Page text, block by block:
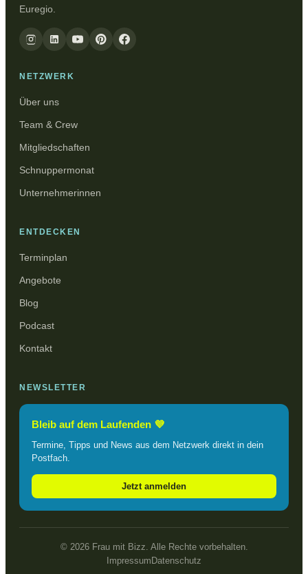
Euregio.
NETZWERK
Über uns
Team & Crew
Mitgliedschaften
Schnuppermonat
Unternehmerinnen
ENTDECKEN
Terminplan
Angebote
Blog
Podcast
Kontakt
NEWSLETTER
Bleib auf dem Laufenden 💜
Termine, Tipps und News aus dem Netzwerk direkt in dein
Postfach.
Jetzt anmelden
© 2026 Frau mit Bizz. Alle Rechte vorbehalten.
ImpressumDatenschutz